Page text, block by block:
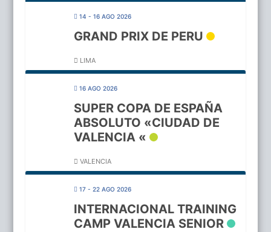
14 - 16 AGO 2026
GRAND PRIX DE PERU
LIMA
16 AGO 2026
SUPER COPA DE ESPAÑA
ABSOLUTO «CIUDAD DE
VALENCIA «
VALENCIA
17 - 22 AGO 2026
INTERNACIONAL TRAINING
CAMP VALENCIA SENIOR